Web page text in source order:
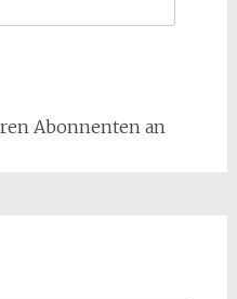
Abonnenten an